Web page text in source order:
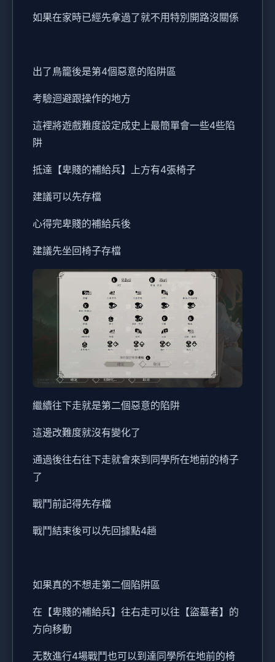
如果在家時已經先拿過了就不用特別開路沒關係
出了鳥籠後是第4個惡意的陷阱區
考驗迴避跟操作的地方
這裡將遊戲難度設定成史上最簡單會一些4些陷
阱
抵達【卑賤的補給兵】上方有4張椅子
建議可以先存檔
心得完卑賤的補給兵後
建議先坐回椅子存檔
繼續往下走就是第二個惡意的陷阱
這邊改難度就沒有變化了
通過後往右往下走就會來到同學所在地前的椅子
了
戰鬥前記得先存檔
戰鬥結束後可以先回據點4趟
如果真的不想走第二個陷阱區
在【卑賤的補給兵】往右走可以往【盜墓者】的
方向移動
无数進行4場戰鬥也可以到達同學所在地前的椅